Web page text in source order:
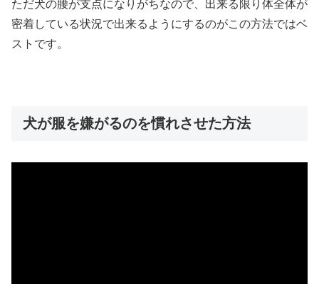
ただ犬の腰が支点になりがちなので、出来る限り体全体が
密着している状況で出来るようにするのがこの方法ではベ
ストです。
犬が服を嫌がるのを慣れさせた方法